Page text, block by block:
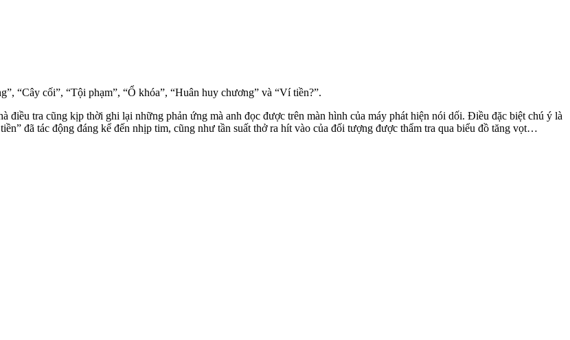
“Cây cối”, “Tội phạm”, “Ổ khóa”, “Huân huy chương” và “Ví tiền?”.
điều tra cũng kịp thời ghi lại những phản ứng mà anh đọc được trên màn hình của máy phát hiện nói dối. Điều đặc biệt chú ý là
đã tác động đáng kể đến nhịp tim, cũng như tần suất thở ra hít vào của đối tượng được thẩm tra qua biểu đồ tăng vọt…